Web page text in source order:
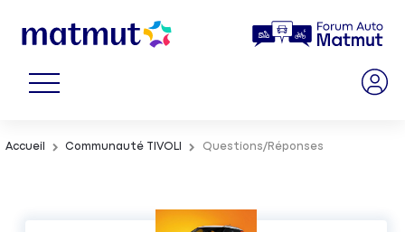
Accueil Communauté TIVOLI Questions/Réponses